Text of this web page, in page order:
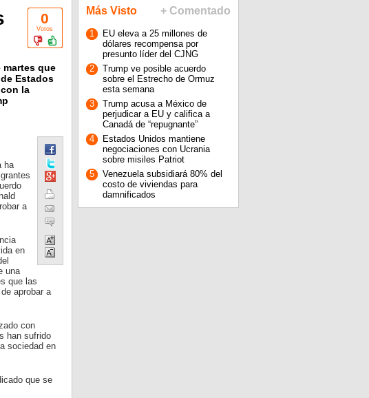
0
Votos
martes que
Estados
la
ha
a
en
una
que las
aprobar a
con
han sufrido
sociedad en
que se
Más Visto + Comentado
1
EU eleva a 25 millones de
dólares recompensa por
presunto líder del CJNG
2
Trump ve posible acuerdo
sobre el Estrecho de Ormuz
esta semana
3
Trump acusa a México de
perjudicar a EU y califica a
Canadá de “repugnante”
4
Estados Unidos mantiene
negociaciones con Ucrania
sobre misiles Patriot
5
Venezuela subsidiará 80% del
costo de viviendas para
damnificados